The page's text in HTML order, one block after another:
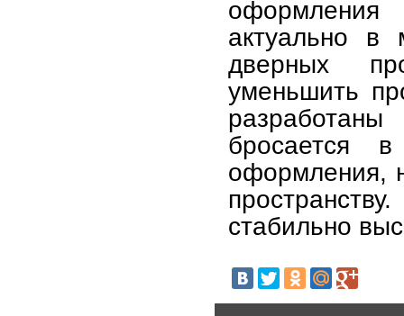
оформления
актуально в
дверных
уменьшить
бросается
оформления,
стабильно